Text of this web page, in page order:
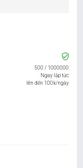
500 / 1000000
Ngay lập tức
lên đến 100k/ngày